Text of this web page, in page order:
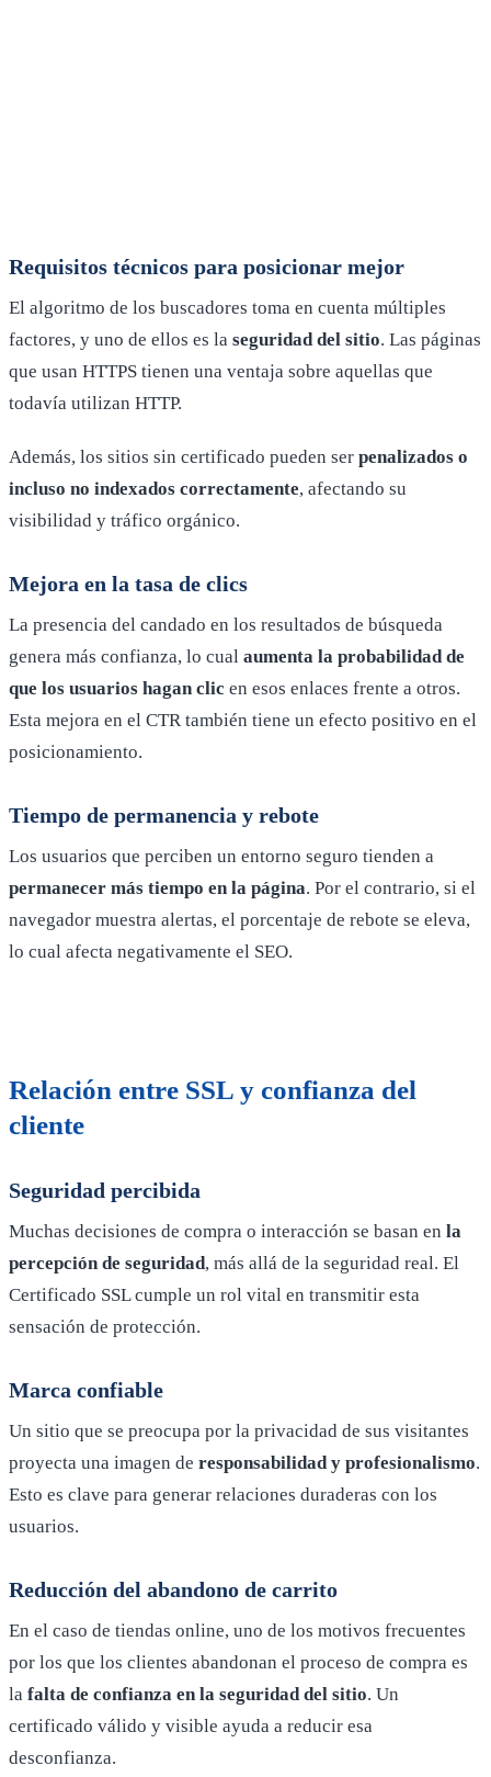
Requisitos técnicos para posicionar mejor
El algoritmo de los buscadores toma en cuenta múltiples
factores, y uno de ellos es la seguridad del sitio. Las páginas
que usan HTTPS tienen una ventaja sobre aquellas que
todavía utilizan HTTP.
Además, los sitios sin certificado pueden ser penalizados o
incluso no indexados correctamente, afectando su
visibilidad y tráfico orgánico.
Mejora en la tasa de clics
La presencia del candado en los resultados de búsqueda
genera más confianza, lo cual aumenta la probabilidad de
que los usuarios hagan clic en esos enlaces frente a otros.
Esta mejora en el CTR también tiene un efecto positivo en el
posicionamiento.
Tiempo de permanencia y rebote
Los usuarios que perciben un entorno seguro tienden a
permanecer más tiempo en la página. Por el contrario, si el
navegador muestra alertas, el porcentaje de rebote se eleva,
lo cual afecta negativamente el SEO.
Relación entre SSL y confianza del
cliente
Seguridad percibida
Muchas decisiones de compra o interacción se basan en la
percepción de seguridad, más allá de la seguridad real. El
Certificado SSL cumple un rol vital en transmitir esta
sensación de protección.
Marca confiable
Un sitio que se preocupa por la privacidad de sus visitantes
proyecta una imagen de responsabilidad y profesionalismo.
Esto es clave para generar relaciones duraderas con los
usuarios.
Reducción del abandono de carrito
En el caso de tiendas online, uno de los motivos frecuentes
por los que los clientes abandonan el proceso de compra es
la falta de confianza en la seguridad del sitio. Un
certificado válido y visible ayuda a reducir esa
desconfianza.